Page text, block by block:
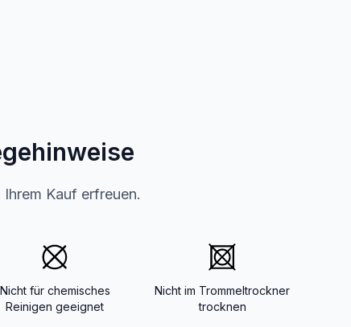
Kauf erfreuen.
Nicht für chemisches
Reinigen geeignet
Nicht im Trommeltrockner
trocknen